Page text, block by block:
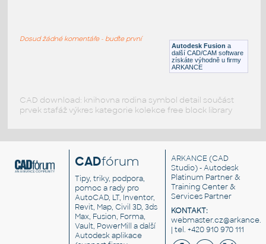
Autodesk Fusion a
další CAD/CAM software
získáte výhodně u firmy
ARKANCE
Dosud žádné komentáře - buďte první
CAD download: knihovna rodina symbol detail součást
prvek stafáž výkres kategorie kolekce free block library
CADfórum
Tipy, triky, podpora,
pomoc a rady pro
AutoCAD, LT, Inventor,
Revit, Map, Civil 3D, 3ds
Max, Fusion, Forma,
Vault, PowerMill a další
Autodesk aplikace
ARKANCE (CAD
Studio) - Autodesk
Platinum Partner &
Training Center &
Services Partner
KONTAKT:
| tel. +420 910 970 111